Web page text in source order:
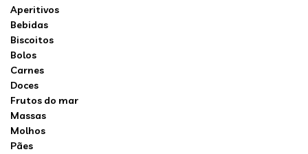
Aperitivos
Bebidas
Biscoitos
Bolos
Carnes
Doces
Frutos do mar
Massas
Molhos
Pães